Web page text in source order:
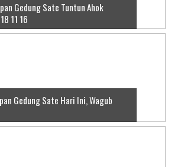
Gedung Sate Tuntun Ahok
11 16
Gedung Sate Hari Ini, Wagub